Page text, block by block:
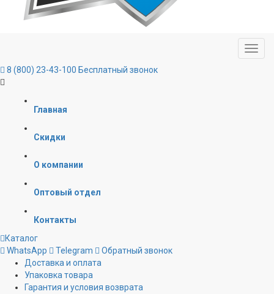
8 (800) 23-43-100 Бесплатный звонок
Главная
Скидки
О компании
Оптовый отдел
Контакты
Каталог
WhatsApp
Telegram
Обратный звонок
Доставка и оплата
Упаковка товара
Гарантия и условия возврата